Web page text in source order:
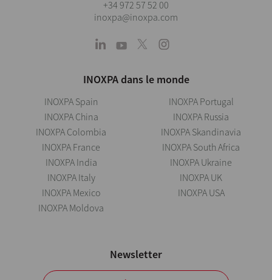
+34 972 57 52 00
inoxpa@inoxpa.com
INOXPA dans le monde
INOXPA Spain
INOXPA China
INOXPA Colombia
INOXPA France
INOXPA India
INOXPA Italy
INOXPA Mexico
INOXPA Moldova
INOXPA Portugal
INOXPA Russia
INOXPA Skandinavia
INOXPA South Africa
INOXPA Ukraine
INOXPA UK
INOXPA USA
Newsletter